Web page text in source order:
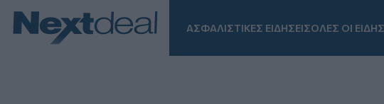
ΑΣΦΑΛΙΣΤΙΚΕΣ ΕΙΔΗΣΕΙΣΟΛΕΣ ΟΙ